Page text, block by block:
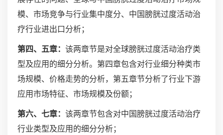
模、市场竞争与行业集中度分、中国膀胱过度活动治
疗行业进出口分析；
第四、五章： 该两章节是对全球膀胱过度活动治疗类
型及应用的细分分析。第四章包含对行业细分种类市
场规模、价格走势的分析，第五章节分析了行业下游
应用市场特征、市场规模及份额；
第六、七章： 该两章节包含对中国膀胱过度活动治疗
行业类型及应用的细分分析；